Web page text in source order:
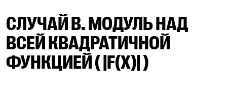
СЛУЧАЙ В. МОДУЛЬ НАД
ВСЕЙ КВАДРАТИЧНОЙ
ФУНКЦИЕЙ ( |F(X)| )